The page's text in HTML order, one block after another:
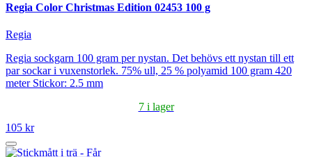
Regia Color Christmas Edition 02453 100 g
Regia
Regia sockgarn 100 gram per nystan. Det behövs ett nystan till ett
par sockar i vuxenstorlek. 75% ull, 25 % polyamid 100 gram 420
meter Stickor: 2.5 mm
7 i lager
105 kr